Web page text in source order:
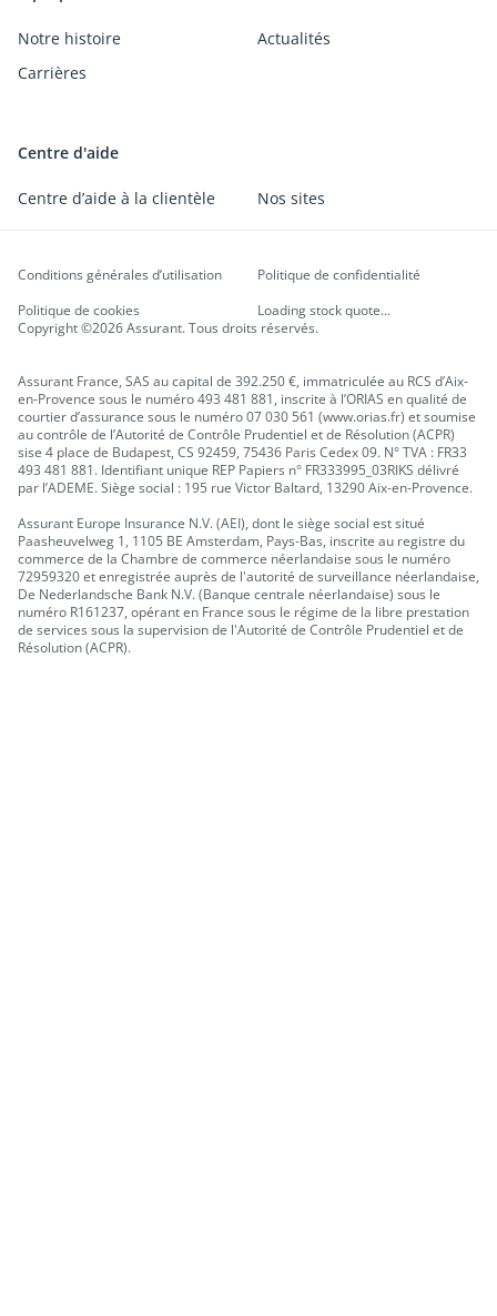
Notre histoire
Actualités
Carrières
Centre d'aide
Centre d’aide à la clientèle Nos sites
Copyright ©2026 Assurant. Tous droits réservés.
Conditions générales d’utilisation
Politique de confidentialité
Politique de cookies
Loading stock quote...
Assurant France, SAS au capital de 392.250 €, immatriculée au RCS d’Aix-
en-Provence sous le numéro 493 481 881, inscrite à l’ORIAS en qualité de
courtier d’assurance sous le numéro 07 030 561 (www.orias.fr) et soumise
au contrôle de l’Autorité de Contrôle Prudentiel et de Résolution (ACPR)
sise 4 place de Budapest, CS 92459, 75436 Paris Cedex 09. N° TVA : FR33
493 481 881. Identifiant unique REP Papiers n° FR333995_03RIKS délivré
par l’ADEME. Siège social : 195 rue Victor Baltard, 13290 Aix-en-Provence.
Assurant Europe Insurance N.V. (AEI), dont le siège social est situé
Paasheuvelweg 1, 1105 BE Amsterdam, Pays-Bas, inscrite au registre du
commerce de la Chambre de commerce néerlandaise sous le numéro
72959320 et enregistrée auprès de l'autorité de surveillance néerlandaise,
De Nederlandsche Bank N.V. (Banque centrale néerlandaise) sous le
numéro R161237, opérant en France sous le régime de la libre prestation
de services sous la supervision de l'Autorité de Contrôle Prudentiel et de
Résolution (ACPR).